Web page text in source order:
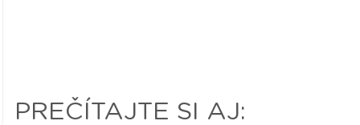
PREČÍTAJTE SI AJ: